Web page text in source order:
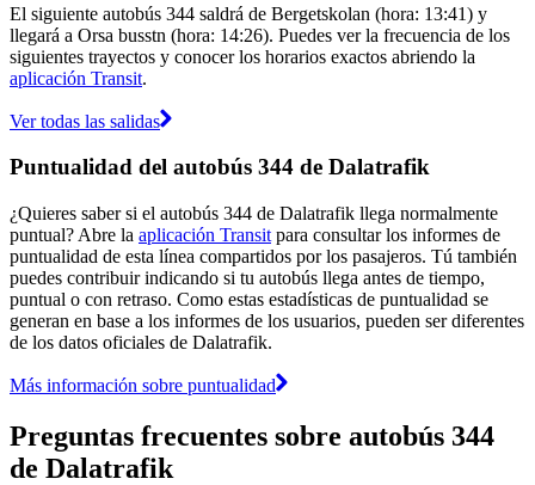
El siguiente autobús 344 saldrá de Bergetskolan (hora: 13:41) y
llegará a Orsa busstn (hora: 14:26). Puedes ver la frecuencia de los
siguientes trayectos y conocer los horarios exactos abriendo la
aplicación Transit.
Ver todas las salidas
Puntualidad del autobús 344 de Dalatrafik
¿Quieres saber si el autobús 344 de Dalatrafik llega normalmente
puntual? Abre la aplicación Transit para consultar los informes de
puntualidad de esta línea compartidos por los pasajeros. Tú también
puedes contribuir indicando si tu autobús llega antes de tiempo,
puntual o con retraso. Como estas estadísticas de puntualidad se
generan en base a los informes de los usuarios, pueden ser diferentes
de los datos oficiales de Dalatrafik.
Más información sobre puntualidad
Preguntas frecuentes sobre autobús 344
de Dalatrafik